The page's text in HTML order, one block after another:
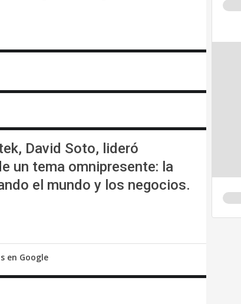
David Soto, lideró
un tema omnipresente: la
el mundo y los negocios.
en Google